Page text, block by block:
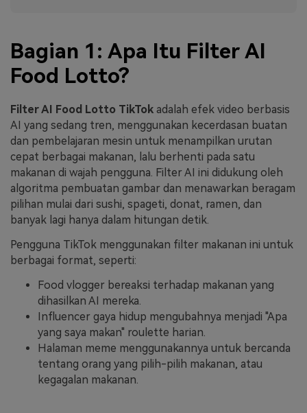
Bagian 1: Apa Itu Filter AI
Food Lotto?
Filter AI Food Lotto TikTok adalah efek video berbasis
AI yang sedang tren, menggunakan kecerdasan buatan
dan pembelajaran mesin untuk menampilkan urutan
cepat berbagai makanan, lalu berhenti pada satu
makanan di wajah pengguna. Filter AI ini didukung oleh
algoritma pembuatan gambar dan menawarkan beragam
pilihan mulai dari sushi, spageti, donat, ramen, dan
banyak lagi hanya dalam hitungan detik.
Pengguna TikTok menggunakan filter makanan ini untuk
berbagai format, seperti:
Food vlogger bereaksi terhadap makanan yang
dihasilkan AI mereka.
Influencer gaya hidup mengubahnya menjadi "Apa
yang saya makan" roulette harian.
Halaman meme menggunakannya untuk bercanda
tentang orang yang pilih-pilih makanan, atau
kegagalan makanan.